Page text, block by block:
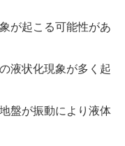
が起こる可能性があ
液状化現象が多く起
盤が振動により液体